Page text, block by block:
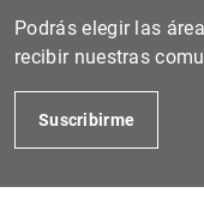
Podrás elegir las
recibir nuestras
Suscribirme